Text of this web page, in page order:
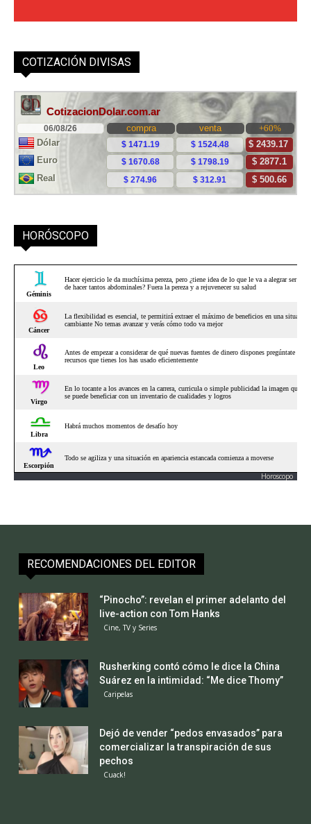
COTIZACIÓN DIVISAS
HORÓSCOPO
Horoscopo
RECOMENDACIONES DEL EDITOR
“Pinocho”: revelan el primer adelanto del
live-action con Tom Hanks
Cine, TV y Series
Rusherking contó cómo le dice la China
Suárez en la intimidad: “Me dice Thomy”
Caripelas
Dejó de vender “pedos envasados” para
comercializar la transpiración de sus
pechos
Cuack!